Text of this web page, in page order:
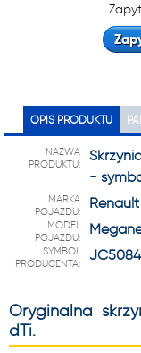
OPIS PRODUKTU
NAZWA
PRODUKTU:
-
MARKA
POJAZDU:
Renault
MODEL
POJAZDU:
SYMBOL
PRODUCENTA:
JC5084
Oryginalna
dTi.